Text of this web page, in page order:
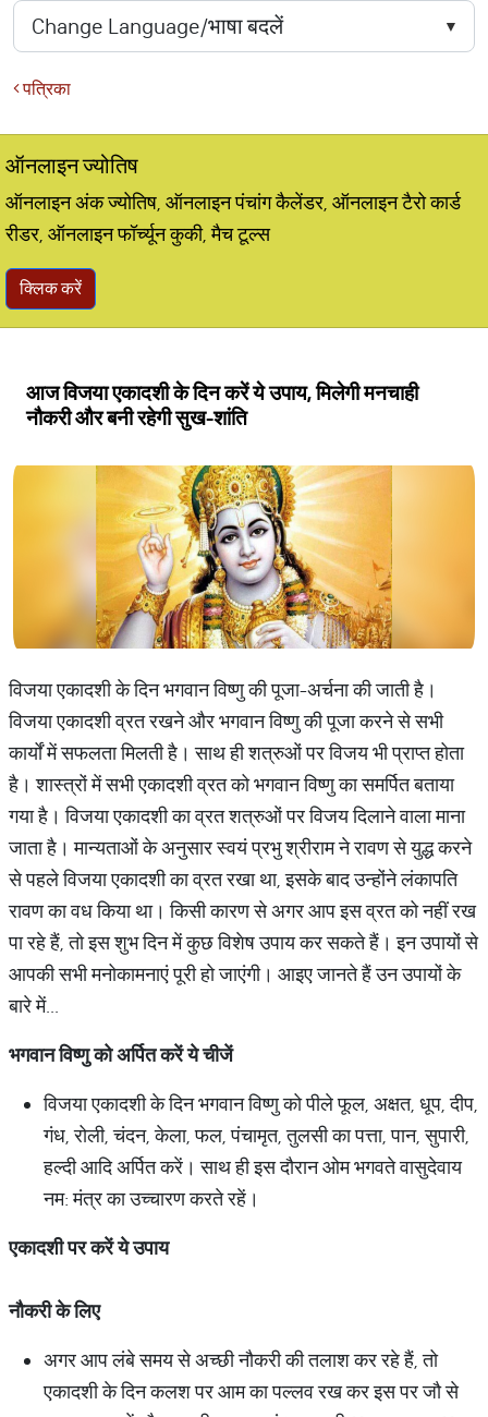
पत्रिका
ऑनलाइन ज्योतिष
ऑनलाइन अंक ज्योतिष, ऑनलाइन पंचांग कैलेंडर, ऑनलाइन टैरो कार्ड
रीडर, ऑनलाइन फॉर्च्यून कुकी, मैच टूल्स
क्लिक करें
आज विजया एकादशी के दिन करें ये उपाय, मिलेगी मनचाही
नौकरी और बनी रहेगी सुख-शांति
विजया एकादशी के दिन भगवान विष्णु की पूजा-अर्चना की जाती है।
विजया एकादशी व्रत रखने और भगवान विष्णु की पूजा करने से सभी
कार्यों में सफलता मिलती है। साथ ही शत्रुओं पर विजय भी प्राप्त होता
है। शास्त्रों में सभी एकादशी व्रत को भगवान विष्णु का समर्पित बताया
गया है। विजया एकादशी का व्रत शत्रुओं पर विजय दिलाने वाला माना
जाता है। मान्यताओं के अनुसार स्वयं प्रभु श्रीराम ने रावण से युद्ध करने
से पहले विजया एकादशी का व्रत रखा था, इसके बाद उन्होंने लंकापति
रावण का वध किया था। किसी कारण से अगर आप इस व्रत को नहीं रख
पा रहे हैं, तो इस शुभ दिन में कुछ विशेष उपाय कर सकते हैं। इन उपायों से
आपकी सभी मनोकामनाएं पूरी हो जाएंगी। आइए जानते हैं उन उपायों के
बारे में...
भगवानविष्णुकोअर्पितकरेंयेचीजें
विजया एकादशी के दिन भगवान विष्णु को पीले फूल, अक्षत, धूप, दीप,
गंध, रोली, चंदन, केला, फल, पंचामृत, तुलसी का पत्ता, पान, सुपारी,
हल्दी आदि अर्पित करें। साथ ही इस दौरान ओम भगवते वासुदेवाय
नम: मंत्र का उच्चारण करते रहें।
एकादशीपरकरेंयेउपाय
नौकरीकेलिए
अगर आप लंबे समय से अच्छी नौकरी की तलाश कर रहे हैं, तो
एकादशी के दिन कलश पर आम का पल्लव रख कर इस पर जौ से